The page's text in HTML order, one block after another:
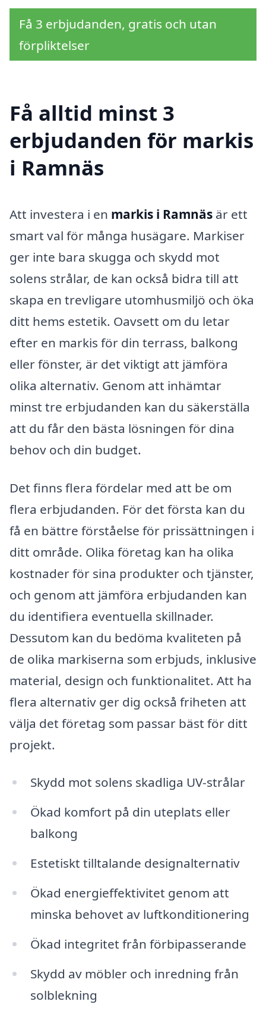
Få 3 erbjudanden, gratis och utan
förpliktelser
Få alltid minst 3
erbjudanden för markis
i Ramnäs
Att investera i en markis i Ramnäs är ett
smart val för många husägare. Markiser
ger inte bara skugga och skydd mot
solens strålar, de kan också bidra till att
skapa en trevligare utomhusmiljö och öka
ditt hems estetik. Oavsett om du letar
efter en markis för din terrass, balkong
eller fönster, är det viktigt att jämföra
olika alternativ. Genom att inhämtar
minst tre erbjudanden kan du säkerställa
att du får den bästa lösningen för dina
behov och din budget.
Det finns flera fördelar med att be om
flera erbjudanden. För det första kan du
få en bättre förståelse för prissättningen i
ditt område. Olika företag kan ha olika
kostnader för sina produkter och tjänster,
och genom att jämföra erbjudanden kan
du identifiera eventuella skillnader.
Dessutom kan du bedöma kvaliteten på
de olika markiserna som erbjuds, inklusive
material, design och funktionalitet. Att ha
flera alternativ ger dig också friheten att
välja det företag som passar bäst för ditt
projekt.
Skydd mot solens skadliga UV-strålar
Ökad komfort på din uteplats eller
balkong
Estetiskt tilltalande designalternativ
Ökad energieffektivitet genom att
minska behovet av luftkonditionering
Ökad integritet från förbipasserande
Skydd av möbler och inredning från
solblekning